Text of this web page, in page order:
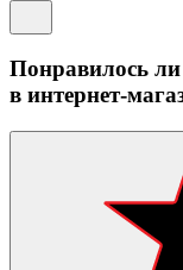
Понравилось
в интернет-